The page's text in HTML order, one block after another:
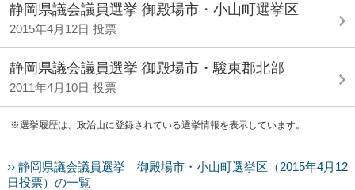
静岡県議会議員選挙 御殿場市・小山町選挙区
2015年4月12日 投票
静岡県議会議員選挙 御殿場市・駿東郡北部
2011年4月10日 投票
※選挙履歴は、政治山に登録されている選挙情報を表示しています。
›› 静岡県議会議員選挙 御殿場市・小山町選挙区（2015年4月12
日投票）の一覧